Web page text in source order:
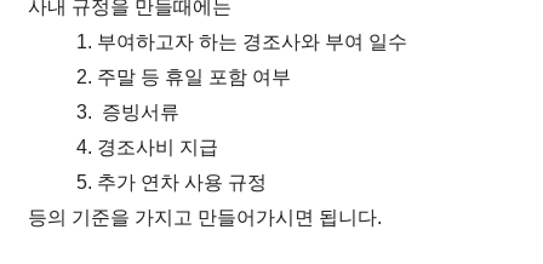
사내 규정을 만들때에는
1. 부여하고자 하는 경조사와 부여 일수
2. 주말 등 휴일 포함 여부
3. 증빙서류
4. 경조사비 지급
5. 추가 연차 사용 규정
등의 기준을 가지고 만들어가시면 됩니다.